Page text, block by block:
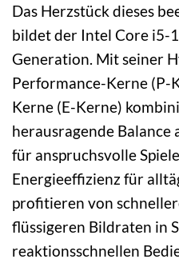
Das Herzstück dieses
bildet der Intel Core i5-
Generation. Mit seiner
Performance-Kerne (P-
Kerne (E-Kerne)
herausragende Balance
für anspruchsvolle
Energieeffizienz für
profitieren von
flüssigeren Bildraten in
reaktionsschnellen